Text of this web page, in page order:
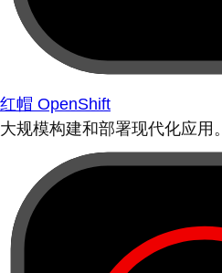
红帽 OpenShift
大规模构建和部署现代化应用。